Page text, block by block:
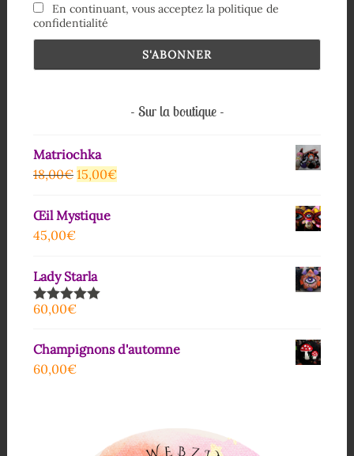
En continuant, vous acceptez la politique de
confidentialité
Sur la boutique
Matriochka
18,00€ 15,00€
Œil Mystique
45,00€
Lady Starla
Note5.00
60,00€
Champignons d'automne
60,00€